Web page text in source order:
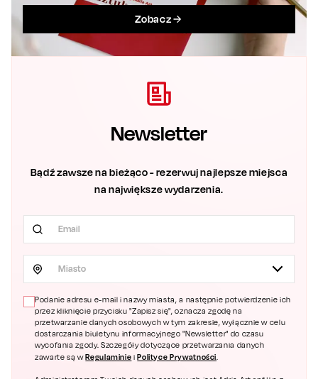
Zobacz
Newsletter
Bądź zawsze na bieżąco - rezerwuj najlepsze miejsca
na największe wydarzenia.
Miasto
Podanie adresu e-mail i nazwy miasta, a następnie potwierdzenie ich
przez kliknięcie przycisku "Zapisz się", oznacza zgodę na
przetwarzanie danych osobowych w tym zakresie, wyłącznie w celu
dostarczania biuletynu informacyjnego "Newsletter" do czasu
wycofania zgody. Szczegóły dotyczące przetwarzania danych
zawarte są wRegulaminie iPolityce Prywatności.